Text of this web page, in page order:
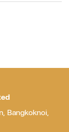
Bangkoknoi,